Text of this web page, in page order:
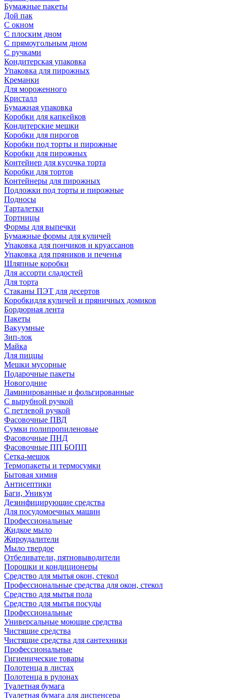
Бумажные пакеты
Дой пак
С окном
С плоским дном
С прямоугольным дном
С ручками
Кондитерская упаковка
Упаковка для пирожных
Креманки
Для мороженного
Кристалл
Бумажная упаковка
Коробки для капкейков
Кондитерские мешки
Коробки для пирогов
Коробки под торты и пирожные
Коробки для пирожных
Контейнер для кусочка торта
Коробки для тортов
Контейнеры для пирожных
Подложки под торты и пирожные
Подносы
Тарталетки
Тортницы
Формы для выпечки
Бумажные формы для куличей
Упаковка для пончиков и круассанов
Упаковка для пряников и печенья
Шляпные коробки
Для ассорти сладостей
Для торта
Стаканы ПЭТ для десертов
Коробкидля куличей и пряничных домиков
Бордюрная лента
Пакеты
Вакуумные
Зип-лок
Майка
Для пиццы
Мешки мусорные
Подарочные пакеты
Новогодние
Ламинированные и фольгированные
С вырубной ручкой
С петлевой ручкой
Фасовочные ПВД
Сумки полипропиленовые
Фасовочные ПНД
Фасовочные ПП БОПП
Сетка-мешок
Термопакеты и термосумки
Бытовая химия
Антисептики
Баги, Уникум
Дезинфицирующие средства
Для посудомоечных машин
Профессиональные
Жидкое мыло
Жироудалители
Мыло твердое
Отбеливатели, пятновыводители
Порошки и кондиционеры
Средство для мытья окон, стекол
Профессиональные средства для окон, стекол
Средство для мытья пола
Средство для мытья посуды
Профессиональные
Универсальные моющие средства
Чистящие средства
Чистящие средства для сантехники
Профессиональные
Гигиенические товары
Полотенца в листах
Полотенца в рулонах
Туалетная бумага
Туалетная бумага для диспенсера